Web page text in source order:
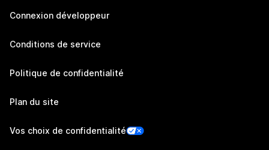
Connexion développeur
Conditions de service
Politique de confidentialité
Plan du site
Vos choix de confidentialité